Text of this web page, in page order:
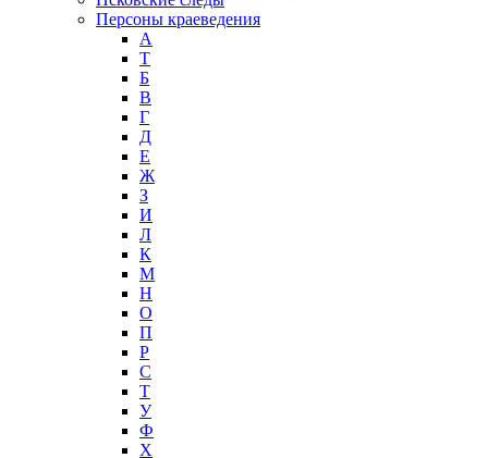
Персоны краеведения
А
T
Б
В
Г
Д
Е
Ж
З
И
Л
К
М
Н
О
П
Р
С
Т
У
Ф
Х